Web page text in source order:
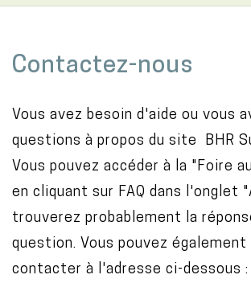
a
n
c
o
n
t
e
n
Contactez-nous
Vous avez besoin d'aide ou vous
questions à propos du site BHR
Vous pouvez accéder à la "Foire
en cliquant sur FAQ dans l'onglet
trouverez probablement la
question. Vous pouvez également
contacter à l'adresse ci-dessous :